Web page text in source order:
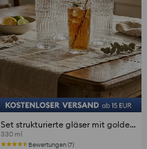
Set strukturierte gläser mit goldenem rand 4 pack
330 ml
Bewertungen (7)